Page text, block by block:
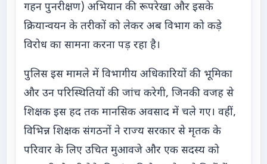
गहन पुनरीक्षण) अभियान की रूपरेखा और इसके
क्रियान्वयन के तरीकों को लेकर अब विभाग को कड़े
विरोध का सामना करना पड़ रहा है।
पुलिस इस मामले में विभागीय अधिकारियों की भूमिका
और उन परिस्थितियों की जांच करेगी, जिनकी वजह से
शिक्षक इस हद तक मानसिक अवसाद में चले गए। वहीं,
विभिन्न शिक्षक संगठनों ने राज्य सरकार से मृतक के
परिवार के लिए उचित मुआवजे और एक सदस्य को